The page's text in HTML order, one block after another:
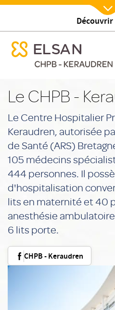
contenu
Découvrir
Etablissement
menu mobile
menu mobile
Le CHPB -
Le Centre Hospitalier
Keraudren, autorisée
de Santé (ARS)
105 médecins
444 personnes. Il
d'hospitalisation
lits en maternité et 40
anesthésie
6 lits porte.
CHPB - Keraudren